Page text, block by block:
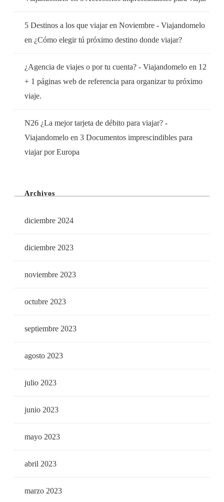
5 Destinos a los que viajar en Noviembre - Viajandomelo
en ¿Cómo elegir tú próximo destino donde viajar?
¿Agencia de viajes o por tu cuenta? - Viajandomelo en 12
+ 1 páginas web de referencia para organizar tu próximo
viaje.
N26 ¿La mejor tarjeta de débito para viajar? -
Viajandomelo en 3 Documentos imprescindibles para
viajar por Europa
Archivos
diciembre 2024
diciembre 2023
noviembre 2023
octubre 2023
septiembre 2023
agosto 2023
julio 2023
junio 2023
mayo 2023
abril 2023
marzo 2023